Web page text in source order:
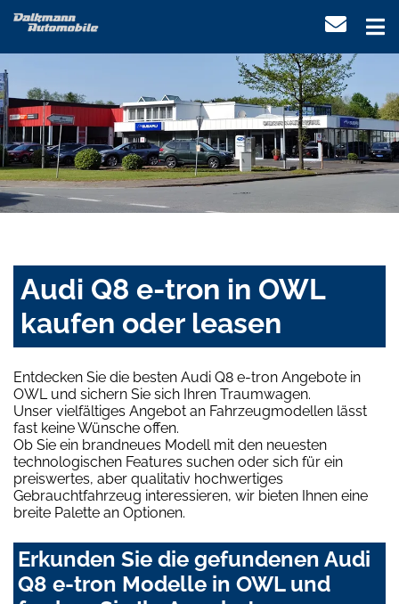
Audi Q8 e-tron in OWL
kaufen oder leasen
Entdecken Sie die besten Audi Q8 e-tron Angebote in
OWL und sichern Sie sich Ihren Traumwagen.
Unser vielfältiges Angebot an Fahrzeugmodellen lässt
fast keine Wünsche offen.
Ob Sie ein brandneues Modell mit den neuesten
technologischen Features suchen oder sich für ein
preiswertes, aber qualitativ hochwertiges
Gebrauchtfahrzeug interessieren, wir bieten Ihnen eine
breite Palette an Optionen.
Erkunden Sie die gefundenen Audi
Q8 e-tron Modelle in OWL und